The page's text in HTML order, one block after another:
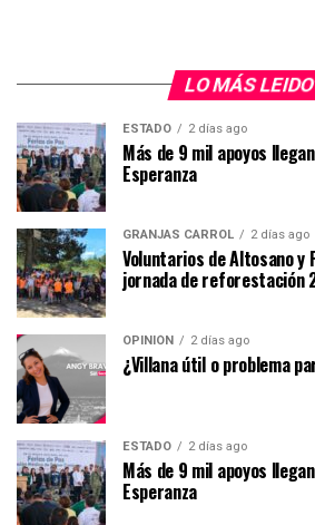
LO MÁS LEIDO
ESTADO 2 días ago
Más de 9 mil apoyos
Esperanza
GRANJAS CARROL 2 días ago
Voluntarios de Altosano y
jornada de reforestación
OPINIÓN 2 días ago
¿Villana útil o problema
ESTADO 2 días ago
Más de 9 mil apoyos
Esperanza